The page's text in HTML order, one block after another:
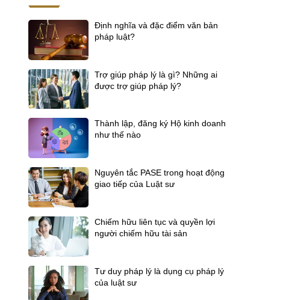
Định nghĩa và đặc điểm văn bản
pháp luật?
Trợ giúp pháp lý là gì? Những ai
được trợ giúp pháp lý?
Thành lập, đăng ký Hộ kinh doanh
như thế nào
Nguyên tắc PASE trong hoạt động
giao tiếp của Luật sư
Chiếm hữu liên tục và quyền lợi
người chiếm hữu tài sản
Tư duy pháp lý là dụng cụ pháp lý
của luật sư